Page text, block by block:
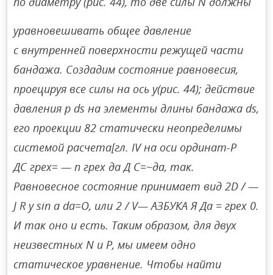
уравновешивать общее давление
с внутренней поверхности режущей части
бандажа. Создадим состояние равновесия,
проецируя все силы на ось y(рис. 44); действие
давления p ds на элементы длины бандажа ds,
его проекции 82 статически неопределимы
системой расчета[гл. IV на оси ординат-Р
ДС грех= — п грех да Д С=~да, так.
Равновесное состояние принимает вид 2D / —
J R y sin a da=O, или 2 / V— АЗБУКА Я Да = грех 0.
И так оно и есть. Таким образом, для двух
неизвестных N и P, мы имеем одно
статическое уравнение. Чтобы найти